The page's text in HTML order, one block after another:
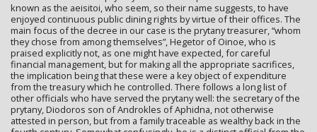
known as the aeisitoi, who seem, so their name suggests, to have
enjoyed continuous public dining rights by virtue of their offices. The
main focus of the decree in our case is the prytany treasurer, “whom
they chose from among themselves”, Hegetor of Oinoe, who is
praised explicitly not, as one might have expected, for careful
financial management, but for making all the appropriate sacrifices,
the implication being that these were a key object of expenditure
from the treasury which he controlled. There follows a long list of
other officials who have served the prytany well: the secretary of the
prytany, Diodoros son of Androkles of Aphidna, not otherwise
attested in person, but from a family traceable as wealthy back in the